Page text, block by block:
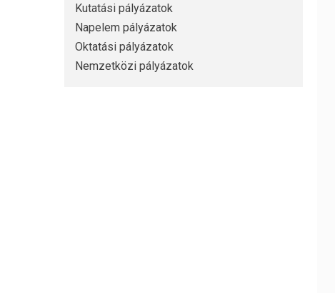
Kutatási pályázatok
Napelem pályázatok
Oktatási pályázatok
Nemzetközi pályázatok